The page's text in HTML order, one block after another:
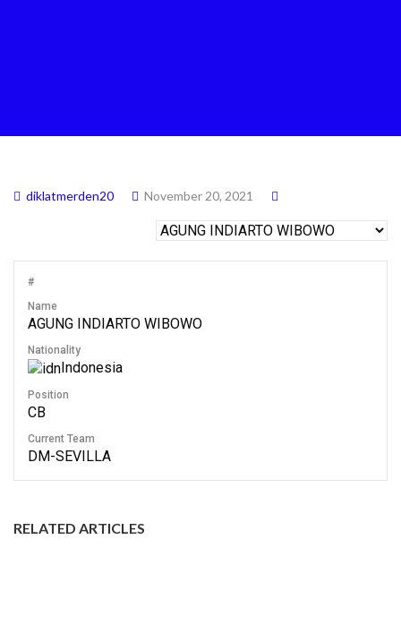
diklatmerden20 November 20, 2021
#
Name
AGUNG INDIARTO WIBOWO
Nationality
Indonesia
Position
CB
Current Team
DM-SEVILLA
RELATED ARTICLES